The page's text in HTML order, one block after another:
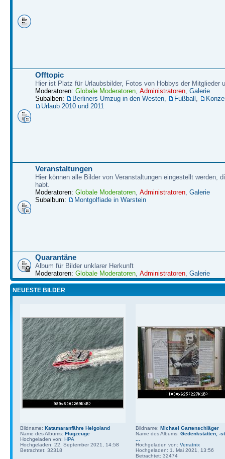
Offtopic
Hier ist Platz für Urlaubsbilder, Fotos von Hobbys der Mitglieder
Moderatoren: Globale Moderatoren Administratoren Galerie
Subalben:
Berliners Umzug in den Westen Fußball
Urlaub 2010 und 2011
Veranstaltungen
Hier können alle Bilder von Veranstaltungen eingestellt werden,
habt.
Moderatoren: Globale Moderatoren Administratoren Galerie
Subalbum:
Montgolfiade in Warstein
Quarantäne
Album für Bilder unklarer Herkunft
Moderatoren: Globale Moderatoren Administratoren Galerie
NEUESTE BILDER
Bildname: Katamaranfähre Helgoland
Name des Albums: Flugzeuge
Hochgeladen von: HPA
Hochgeladen: 22. September 2021, 14:58
Betrachtet: 32318
Bildname: Michael Gartenschläger
Name des Albums: Gedenkstätten, -
Hochgeladen von: Verratnix
Hochgeladen: 1. Mai 2021, 13:56
Betrachtet: 32474